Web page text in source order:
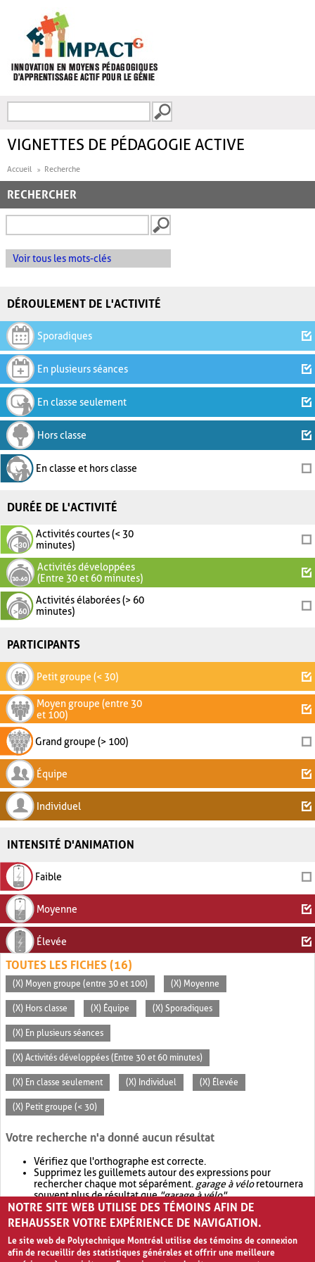
FORMULAIRE DE
VIGNETTES DE PÉDAGOGIE ACTIVE
Accueil Recherche
RECHERCHER
Voir tous les mots-clés
DÉROULEMENT DE L'ACTIVITÉ
Sporadiques
En plusieurs séances
En classe seulement
Hors classe
En classe et hors classe
DURÉE DE L'ACTIVITÉ
Activités courtes (< 30
minutes)
Activités développées
(Entre 30 et 60 minutes)
Activités élaborées (> 60
minutes)
PARTICIPANTS
Petit groupe (< 30)
Moyen groupe (entre 30
et 100)
Grand groupe (> 100)
Équipe
Individuel
INTENSITÉ D'ANIMATION
Faible
Moyenne
Élevée
TOUTES LES FICHES (16)
(X) Moyen groupe (entre 30 et 100) (X) Moyenne
(X) Hors classe (X) Équipe (X) Sporadiques
(X) En plusieurs séances
(X) Activités développées (Entre 30 et 60 minutes)
(X) En classe seulement (X) Individuel (X) Élevée
(X) Petit groupe (< 30)
Votre recherche n'a donné aucun résultat
Vérifiez que l'orthographe est correcte.
Supprimez les guillemets autour des expressions pour
rechercher chaque mot séparément. garage à véloretournera
souvent plus de résultat que"garage à vélo".
Envisagez d'élargir votre recherche avec OR.garage OR vélo
retournera souvent plus de résultat quegarage à vélo
NOTRE SITE WEB UTILISE DES TÉMOINS AFIN DE
REHAUSSER VOTRE EXPÉRIENCE DE NAVIGATION.
Le site web de Polytechnique Montréal utilise des témoins de connexion
afin de recueillir des statistiques générales et offrir une meilleure